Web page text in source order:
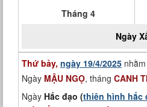
Tháng 4
Ngày
Thứ bảy, ngày 19/4/2025
Ngày MẬU NGỌ, tháng CANH
Ngày Hắc đạo (thiên hình hắc